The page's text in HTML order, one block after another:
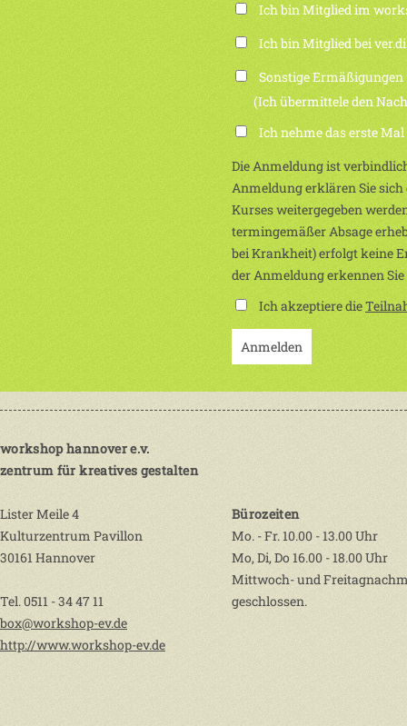
Ich bin Mitglied im
Ich bin Mitglied bei ver.di
Sonstige Ermäßigungen
(Ich übermittele den
Ich nehme das erste
Die Anmeldung ist
Anmeldung erklären Sie
Kurses weitergegeben
termingemäßer Absage
bei Krankheit) erfolgt keine
der Anmeldung erkennen
Ich akzeptiere die
Anmelden
workshop hannover e.v.
zentrum für kreatives gestalten
Lister Meile 4
Kulturzentrum Pavillon
30161 Hannover
Tel. 0511 - 34 47 11
box@workshop-ev.de
http://www.workshop-ev.de
Bürozeiten
Mo. - Fr. 10.00 - 13.00 Uhr
Mo, Di, Do 16.00 - 18.00 Uhr
Mittwoch- und
geschlossen.